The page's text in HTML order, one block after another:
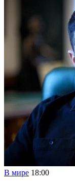
В мире 18:00